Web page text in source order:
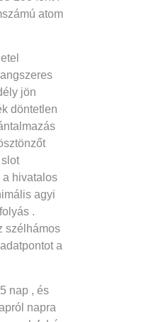
atom
jön
döntetlen
a hivatalos
agyi
.
szélhámos
a
nap , és
napra